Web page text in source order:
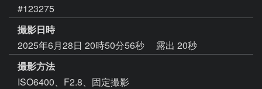
#123275
撮影日時
2025年6月28日 20時50分56秒
露出 20秒
撮影方法
ISO6400、F2.8、固定撮影